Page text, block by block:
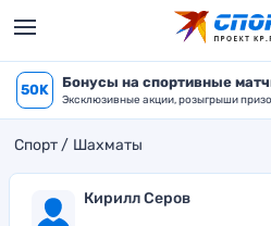
50K Бонусы на спортивные
Эксклюзивные акции, розыгрыши
Спорт Шахматы
Кирилл Серов